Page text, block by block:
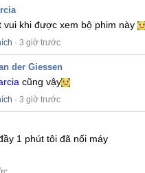
vui khi được xem bộ phim này
· 3 giờ trước
der Giessen
cũng vậy
· 3 giờ trước
1 phút tôi đã nối máy